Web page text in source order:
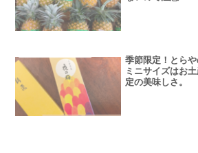
季節限定！とら
ミニサイズはお
定の美味しさ。